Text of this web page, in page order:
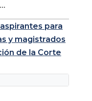
para
y magistrados
de la Corte